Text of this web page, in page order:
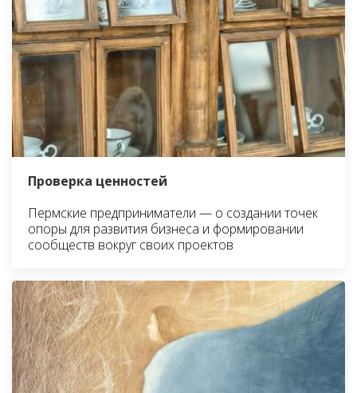
Проверка ценностей
Пермские предприниматели — о создании точек
опоры для развития бизнеса и формировании
сообществ вокруг своих проектов